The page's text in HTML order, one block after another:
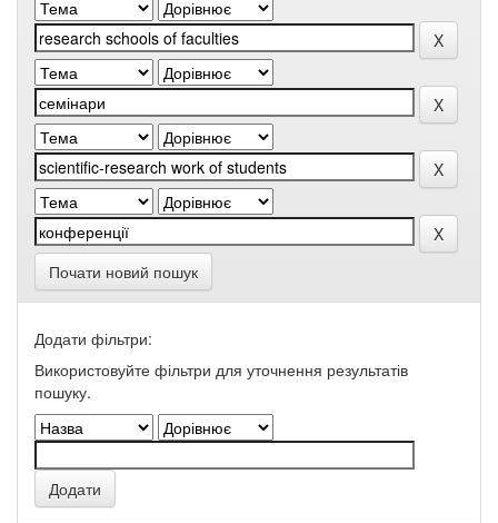
Почати новий пошук
Додати фільтри:
Використовуйте фільтри для уточнення результатів
пошуку.